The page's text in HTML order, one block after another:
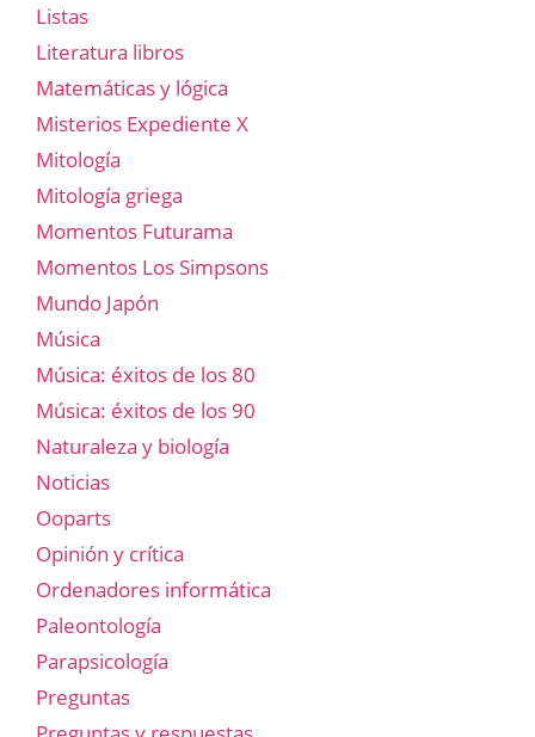
Listas
Literatura libros
Matemáticas y lógica
Misterios Expediente X
Mitología
Mitología griega
Momentos Futurama
Momentos Los Simpsons
Mundo Japón
Música
Música: éxitos de los 80
Música: éxitos de los 90
Naturaleza y biología
Noticias
Ooparts
Opinión y crítica
Ordenadores informática
Paleontología
Parapsicología
Preguntas